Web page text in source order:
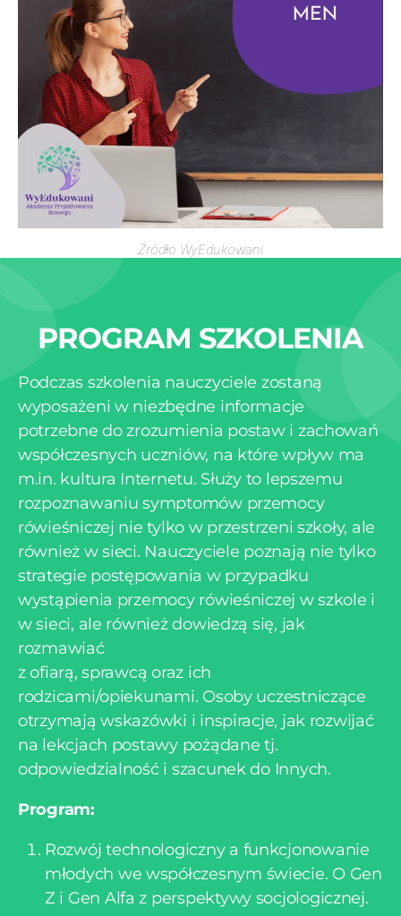
Źródło WyEdukowani
PROGRAM SZKOLENIA
Podczas szkolenia nauczyciele zostaną
wyposażeni w niezbędne informacje
potrzebne do zrozumienia postaw i zachowań
współczesnych uczniów, na które wpływ ma
m.in. kultura Internetu. Służy to lepszemu
rozpoznawaniu symptomów przemocy
rówieśniczej nie tylko w przestrzeni szkoły, ale
również w sieci. Nauczyciele poznają nie tylko
strategie postępowania w przypadku
wystąpienia przemocy rówieśniczej w szkole i
w sieci, ale również dowiedzą się, jak
rozmawiać
z ofiarą, sprawcą oraz ich
rodzicami/opiekunami. Osoby uczestniczące
otrzymają wskazówki i inspiracje, jak rozwijać
na lekcjach postawy pożądane tj.
odpowiedzialność i szacunek do Innych.
Program:
Rozwój technologiczny a funkcjonowanie
młodych we współczesnym świecie. O Gen
Z i Gen Alfa z perspektywy socjologicznej.